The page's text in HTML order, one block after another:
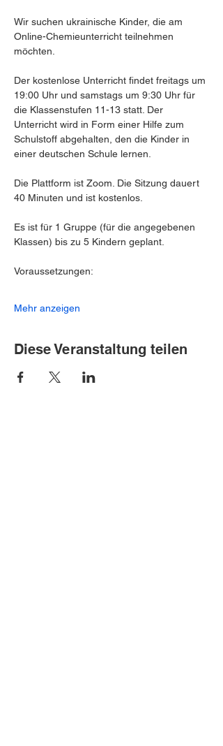
Wir suchen ukrainische Kinder, die am
Online-Chemieunterricht teilnehmen
möchten.
Der kostenlose Unterricht findet freitags um
19:00 Uhr und samstags um 9:30 Uhr für
die Klassenstufen 11-13 statt. Der
Unterricht wird in Form einer Hilfe zum
Schulstoff abgehalten, den die Kinder in
einer deutschen Schule lernen.
Die Plattform ist Zoom. Die Sitzung dauert
40 Minuten und ist kostenlos.
Es ist für 1 Gruppe (für die angegebenen
Klassen) bis zu 5 Kindern geplant.
Voraussetzungen:
Mehr anzeigen
Diese Veranstaltung teilen